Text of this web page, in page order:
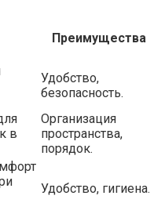
Преимущества
Удобство,
безопасность.
в
Организация
пространства,
порядок.
Удобство, гигиена.